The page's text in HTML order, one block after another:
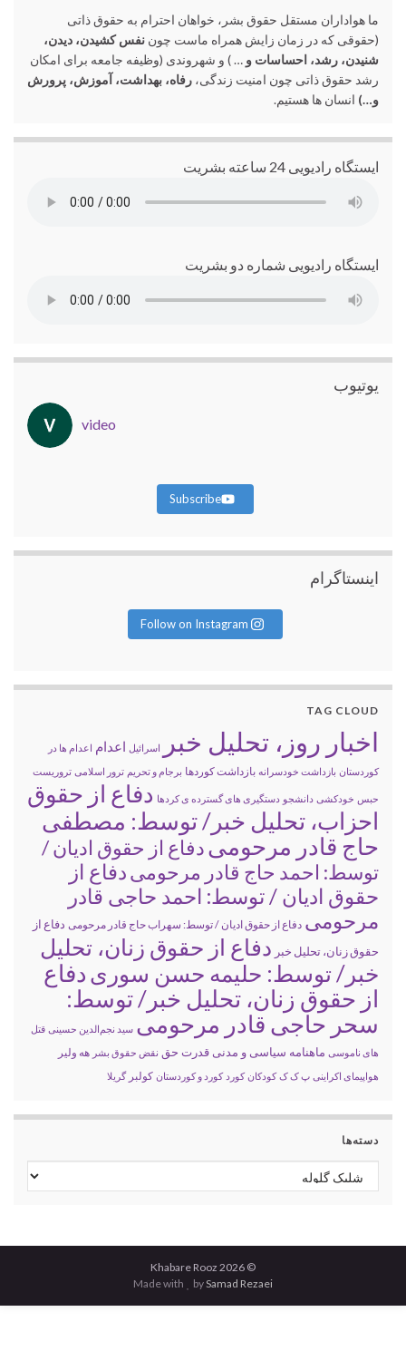
ما هواداران مستقل حقوق بشر، خواهان احترام به حقوق ذاتی
(حقوقی که در زمان زایش همراه ماست چون نفس کشیدن، دیدن،
شنیدن، رشد، احساسات و … ) و شهروندی (وظیفه جامعه برای امکان
رشد حقوق ذاتی چون امنیت زندگی، رفاه، بهداشت، آموزش، پرورش
و…) انسان ها هستیم.
ایستگاه رادیویی 24 ساعته بشریت
ایستگاه رادیویی شماره دو بشریت
یوتیوب
video
Subscribe
اینستاگرام
Follow on Instagram
TAG CLOUD
اخبار روز، تحلیل خبر اسرائیل اعدام اعدام ها در
کوردستان بازداشت خودسرانه بازداشت کوردها برجام و تحریم ترور اسلامی تروریست
حبس خودکشی دانشجو دستگیری های گسترده ی کردها دفاع از حقوق
احزاب، تحلیل خبر/ توسط: مصطفی
حاج قادر مرحومیدفاع از حقوق ادیان /
توسط: احمد حاج قادر مرحومیدفاع از
حقوق ادیان / توسط: احمد حاجی قادر
مرحومی دفاع از حقوق ادیان / توسط: سهراب حاج قادر مرحومی دفاع از
حقوق زنان، تحلیل خبر دفاع از حقوق زنان، تحلیل
خبر/ توسط: حلیمه حسن سوری دفاع
از حقوق زنان، تحلیل خبر/ توسط:
سحر حاجی قادر مرحومی سید نجم‌الدین حسینی قتل
های ناموسی ماهنامه سیاسی و مدنی قدرت حق نقض حقوق بشر هه ولیر
هواپیمای اکراینی پ ک ک کودکان کورد کورد و کوردستان کولبر گریلا
دسته‌ها
دسته‌ها
© 2026 Khabare Rooz
Made with
bySamad Rezaei